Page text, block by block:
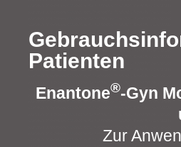
Patienten
Enantone®-Gyn
Zur